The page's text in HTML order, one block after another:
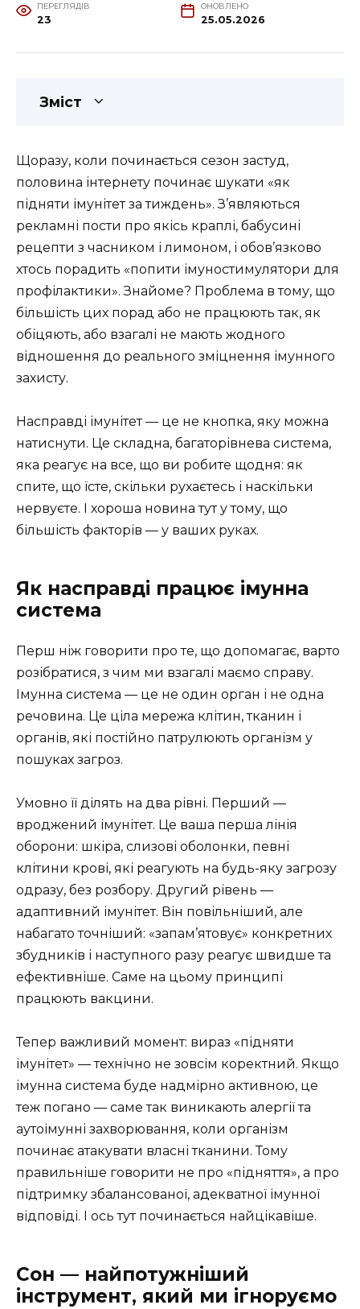
ПЕРЕГЛЯДІВ
23
ОНОВЛЕНО
25.05.2026
Зміст
Щоразу, коли починається сезон застуд,
половина інтернету починає шукати «як
підняти імунітет за тиждень». З’являються
рекламні пости про якісь краплі, бабусині
рецепти з часником і лимоном, і обов’язково
хтось порадить «попити імуностимулятори для
профілактики». Знайоме? Проблема в тому, що
більшість цих порад або не працюють так, як
обіцяють, або взагалі не мають жодного
відношення до реального зміцнення імунного
захисту.
Насправді імунітет — це не кнопка, яку можна
натиснути. Це складна, багаторівнева система,
яка реагує на все, що ви робите щодня: як
спите, що їсте, скільки рухаєтесь і наскільки
нервуєте. І хороша новина тут у тому, що
більшість факторів — у ваших руках.
Як насправді працює імунна
система
Перш ніж говорити про те, що допомагає, варто
розібратися, з чим ми взагалі маємо справу.
Імунна система — це не один орган і не одна
речовина. Це ціла мережа клітин, тканин і
органів, які постійно патрулюють організм у
пошуках загроз.
Умовно її ділять на два рівні. Перший —
вроджений імунітет. Це ваша перша лінія
оборони: шкіра, слизові оболонки, певні
клітини крові, які реагують на будь-яку загрозу
одразу, без розбору. Другий рівень —
адаптивний імунітет. Він повільніший, але
набагато точніший: «запам’ятовує» конкретних
збудників і наступного разу реагує швидше та
ефективніше. Саме на цьому принципі
працюють вакцини.
Тепер важливий момент: вираз «підняти
імунітет» — технічно не зовсім коректний. Якщо
імунна система буде надмірно активною, це
теж погано — саме так виникають алергії та
аутоімунні захворювання, коли організм
починає атакувати власні тканини. Тому
правильніше говорити не про «підняття», а про
підтримку збалансованої, адекватної імунної
відповіді. І ось тут починається найцікавіше.
Сон — найпотужніший
інструмент, який ми ігноруємо